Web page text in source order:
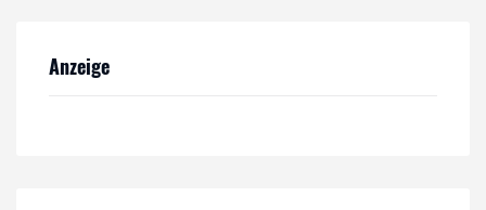
Anzeige